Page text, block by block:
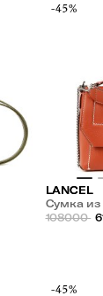
-45%
LANCEL
Сумка
108000
-45%